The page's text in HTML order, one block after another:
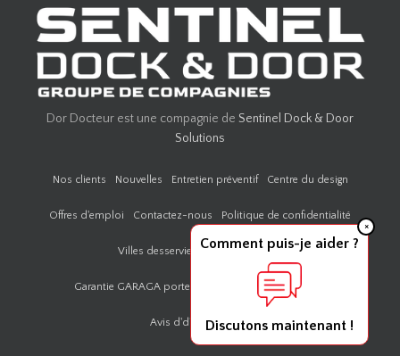
Dor Docteur est une compagnie de Sentinel Dock & Door
Solutions
Nos clients Nouvelles Entretien préventif Centre du design
Offres d'emploi Contactez-nous Politique de confidentialité
Villes desservies par Door Doctor
Garantie GARAGA portes résidentielles Plan du site
Avis d'd'accessibilité
×
Comment puis-je aider ?
Discutons maintenant !